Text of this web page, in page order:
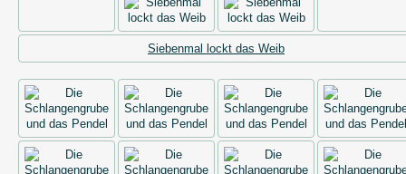
Siebenmal lockt das Weib